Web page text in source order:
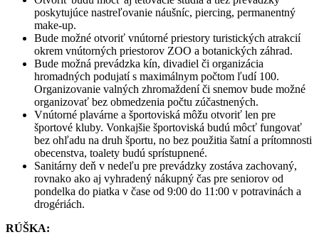
poskytujúce nastreľovanie náušníc, piercing, permanentný
make-up.
Bude možné otvoriť vnútorné priestory turistických atrakcií
okrem vnútorných priestorov ZOO a botanických záhrad.
Bude možná prevádzka kín, divadiel či organizácia
hromadných podujatí s maximálnym počtom ľudí 100.
Organizovanie valných zhromaždení či snemov bude možné
organizovať bez obmedzenia počtu zúčastnených.
Vnútorné plavárne a športoviská môžu otvoriť len pre
športové kluby. Vonkajšie športoviská budú môcť fungovať
bez ohľadu na druh športu, no bez použitia šatní a prítomnosti
obecenstva, toalety budú sprístupnené.
Sanitárny deň v nedeľu pre prevádzky zostáva zachovaný,
rovnako ako aj vyhradený nákupný čas pre seniorov od
pondelka do piatka v čase od 9:00 do 11:00 v potravinách a
drogériách.
RÚŠKA: